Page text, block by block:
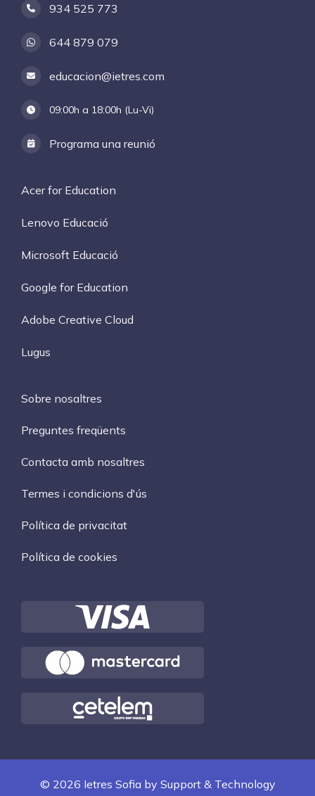
934 525 773
644 879 079
educacion@ietres.com
09:00h a 18:00h (Lu-Vi)
Programa una reunió
Acer for Education
Lenovo Educació
Microsoft Educació
Google for Education
Adobe Creative Cloud
Lugus
Sobre nosaltres
Preguntes freqüents
Contacta amb nosaltres
Termes i condicions d'ús
Política de privacitat
Política de cookies
© 2026 Ietres Sofia by Support & Technology